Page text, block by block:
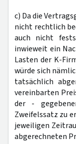
c) Da die
nicht rechtlich
auch nicht
inwieweit ein
Lasten der K-
würde sich
tatsächlich
vereinbarten
der -
Zweifelssatz zu
jeweiligen
abgerechneten